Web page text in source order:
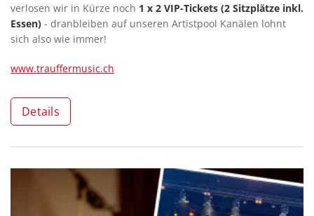
verlosen wir in Kürze noch 1 x 2 VIP-Tickets (2 Sitzplätze inkl.
Essen) - dranbleiben auf unseren Artistpool Kanälen lohnt
sich also wie immer!
www.trauffermusic.ch
Details